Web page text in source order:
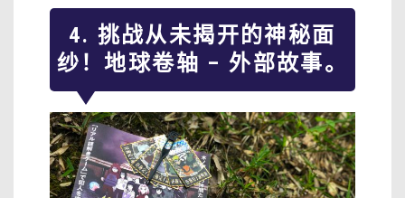
4. 挑战从未揭开的神秘面
纱！地球卷轴 – 外部故事。